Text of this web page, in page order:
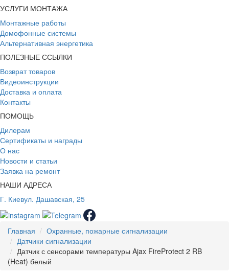
УСЛУГИ МОНТАЖА
Монтажные работы
Домофонные системы
Альтернативная энергетика
ПОЛЕЗНЫЕ ССЫЛКИ
Возврат товаров
Видеоинструкции
Доставка и оплата
Контакты
ПОМОЩЬ
Дилерам
Сертификаты и награды
О нас
Новости и статьи
Заявка на ремонт
НАШИ АДРЕСА
Г. Киевул. Дашавская, 25
Главная
Охранные, пожарные сигнализации
Датчики сигнализации
Датчик с сенсорами температуры Ajax FireProtect 2 RB
(Heat) белый